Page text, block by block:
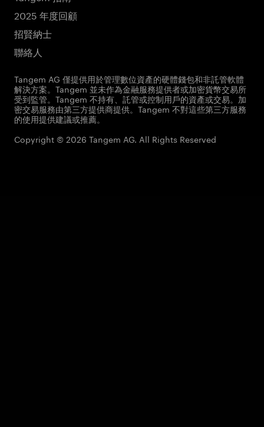
2025 年度回顧
招賢納士
聯絡人
Tangem AG 僅提供用於管理數位資產的硬體錢包和非託管軟體
解決方案。Tangem 並未作為金融服務提供者或加密貨幣交易所
受到監管。Tangem 不持有、託管或控制用戶的資產或交易。加
密交易服務由第三方提供商提供。Tangem 不對這些第三方服務
的使用提供建議或推薦。